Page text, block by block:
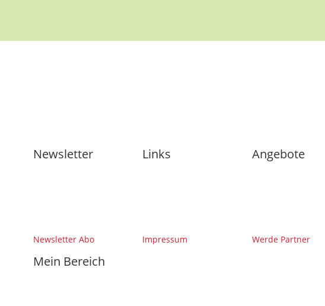
Newsletter
Newsletter Abo
Mein Bereich
Links
Impressum
Angebote
Werde Partner